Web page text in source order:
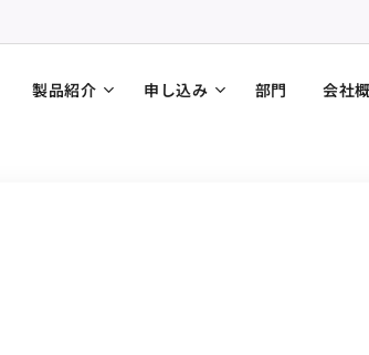
製品紹介 申し込み 部門 会社